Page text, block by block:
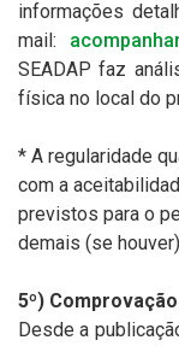
informações
mail:
SEADAP faz
física no local do
* A regularidade
com a
previstos para o
demais (se
5º)
Desde a